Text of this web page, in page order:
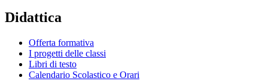
Didattica
Offerta formativa
I progetti delle classi
Libri di testo
Calendario Scolastico e Orari